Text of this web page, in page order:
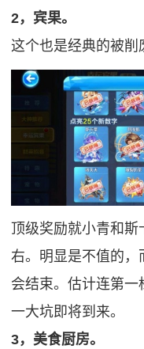
2，宾果。
这个也是经典的被削
顶级奖励就小青和
右。明显是不值的
会结束。估计连第
一大坑即将到来。
3，美食厨房。